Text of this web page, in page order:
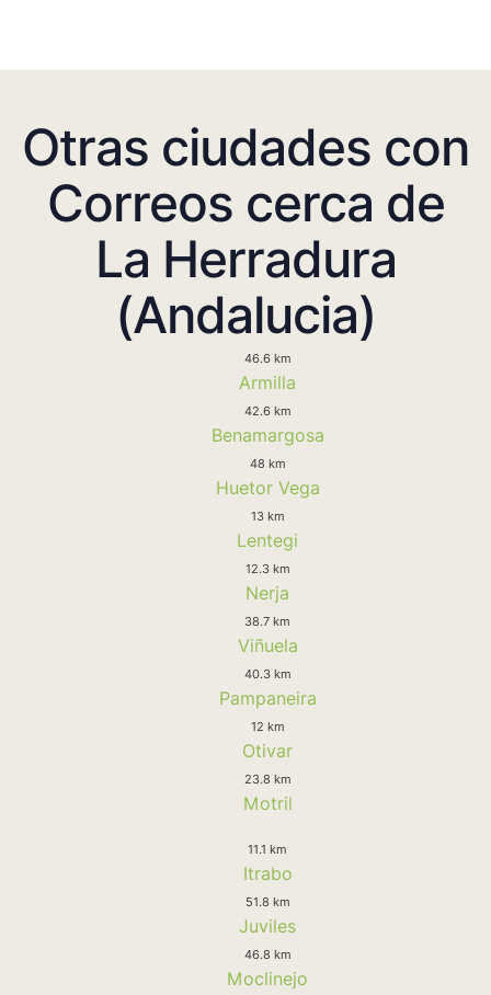
Otras ciudades con
Correos cerca de
La Herradura
(Andalucia)
46.6 km
Armilla
42.6 km
Benamargosa
48 km
Huetor Vega
13 km
Lentegi
12.3 km
Nerja
38.7 km
Viñuela
40.3 km
Pampaneira
12 km
Otivar
23.8 km
Motril
11.1 km
Itrabo
51.8 km
Juviles
46.8 km
Moclinejo